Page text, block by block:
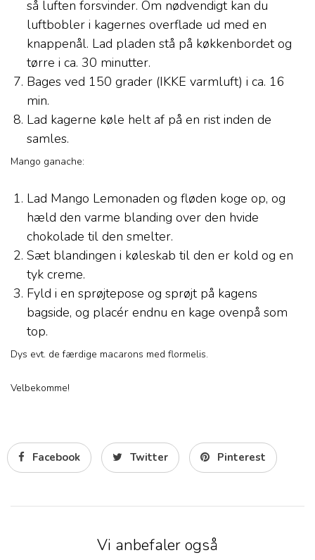
så luften forsvinder. Om nødvendigt kan du
luftbobler i kagernes overflade ud med en
knappenål. Lad pladen stå på køkkenbordet og
tørre i ca. 30 minutter.
Bages ved 150 grader (IKKE varmluft) i ca. 16
min.
Lad kagerne køle helt af på en rist inden de
samles.
Mango ganache:
Lad Mango Lemonaden og fløden koge op, og
hæld den varme blanding over den hvide
chokolade til den smelter.
Sæt blandingen i køleskab til den er kold og en
tyk creme.
Fyld i en sprøjtepose og sprøjt på kagens
bagside, og placér endnu en kage ovenpå som
top.
Dys evt. de færdige macarons med flormelis.
Velbekomme!
Facebook Twitter Pinterest
Vi anbefaler også